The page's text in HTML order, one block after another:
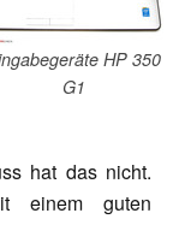
HP 350
G1
hat das nicht.
einem guten